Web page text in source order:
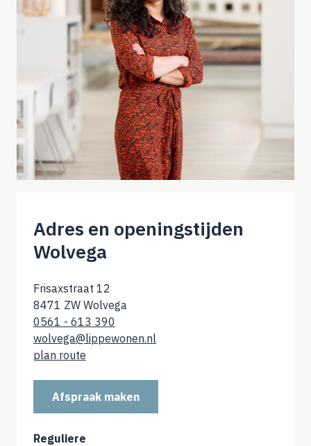
Adres en openingstijden
Wolvega
Frisaxstraat 12
8471 ZW Wolvega
0561 - 613 390
wolvega@lippewonen.nl
plan route
Afspraak maken
Reguliere